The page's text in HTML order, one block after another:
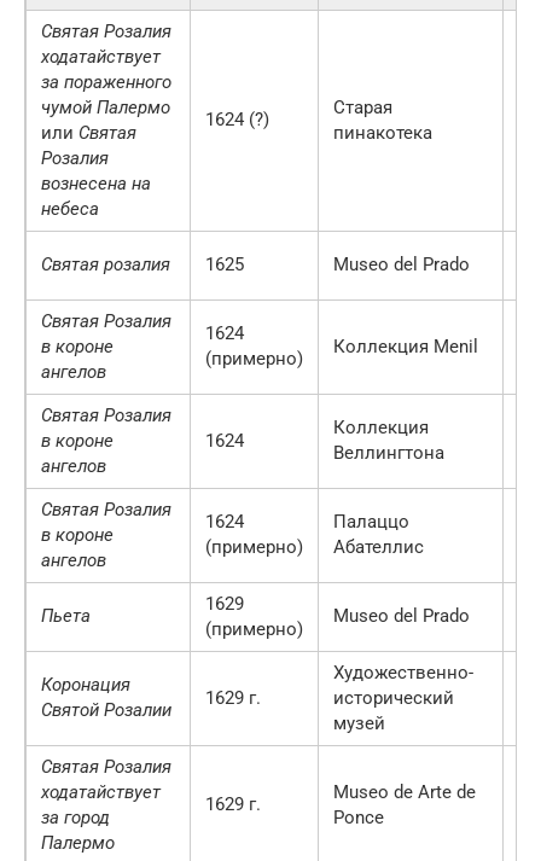
Святая Розалия
ходатайствует
за пораженного
чумой Палермо
или Святая
Розалия
вознесена на
небеса
1624 (?)
Старая
пинакотека
Святая розалия 1625 Museo del Prado
Святая Розалия
в короне
ангелов
1624
(примерно)
Коллекция Menil
Святая Розалия
в короне
ангелов
1624
Коллекция
Веллингтона
Святая Розалия
в короне
ангелов
1624
(примерно)
Палаццо
Абателлис
Пьета
1629
(примерно)
Museo del Prado
Коронация
Святой Розалии
1629 г.
Художественно-
исторический
музей
Святая Розалия
ходатайствует
за город
Палермо
1629 г.
Museo de Arte de
Ponce